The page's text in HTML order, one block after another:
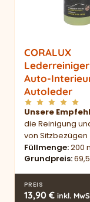
CORALUX
Auto-
Autoleder
Unsere
die Reinigung
von Sitzbezügen
Füllmenge 200
Grundpreis
PREIS
13,90 € inkl.